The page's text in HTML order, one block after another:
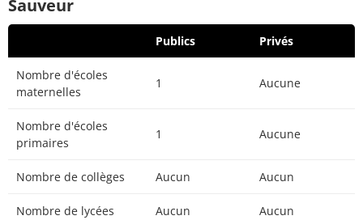
Sauveur
Publics Privés
Nombre d'écoles
maternelles
1 Aucune
Nombre d'écoles
primaires
1 Aucune
Nombre de collèges Aucun Aucun
Nombre de lycées Aucun Aucun